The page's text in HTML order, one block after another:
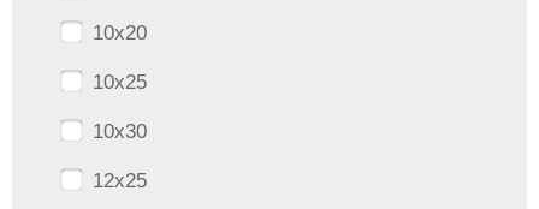
10x20
10x25
10x30
12x25